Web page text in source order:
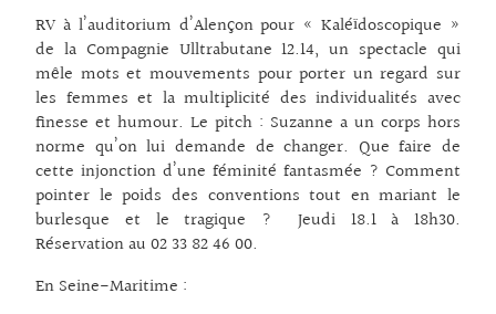
RV à l’auditorium d’Alençon pour « Kaléïdoscopique »
de la Compagnie Ulltrabutane 12.14, un spectacle qui
mêle mots et mouvements pour porter un regard sur
les femmes et la multiplicité des individualités avec
finesse et humour. Le pitch : Suzanne a un corps hors
norme qu’on lui demande de changer. Que faire de
cette injonction d’une féminité fantasmée ? Comment
pointer le poids des conventions tout en mariant le
burlesque et le tragique ? Jeudi 18.1 à 18h30.
Réservation au 02 33 82 46 00.
En Seine-Maritime :